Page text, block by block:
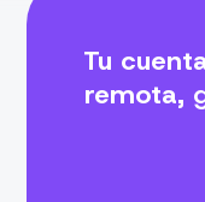
Tu
remota,